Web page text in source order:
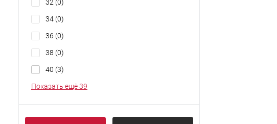
32 (0)
34 (0)
36 (0)
38 (0)
40 (3)
Показать ещё 39